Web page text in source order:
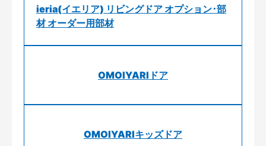
ieria(イエリア) リビングドア オプション･部
材 オーダー用部材
OMOIYARIドア
OMOIYARIキッズドア